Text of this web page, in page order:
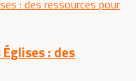
: des